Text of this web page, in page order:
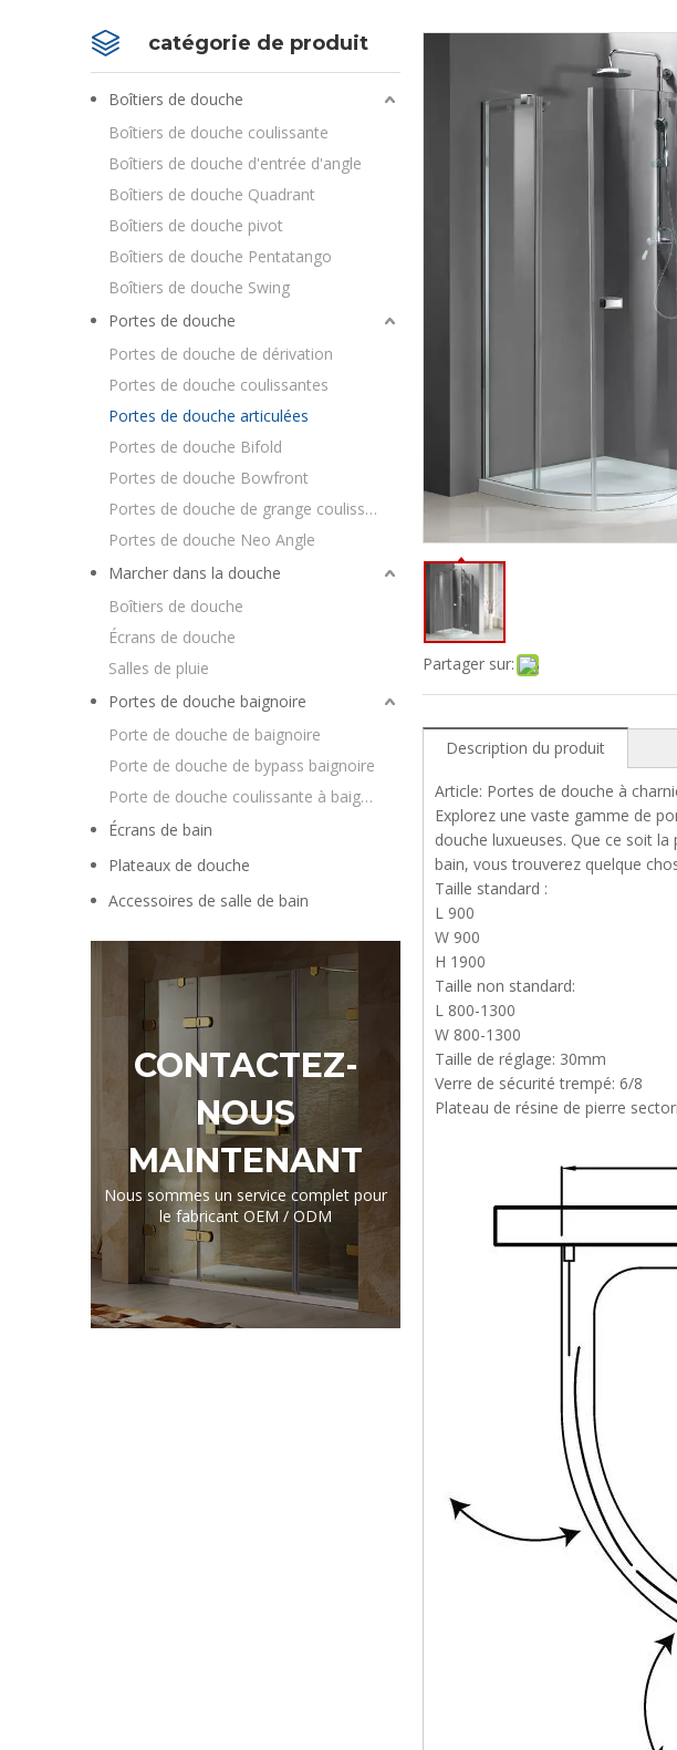
catégorie de produit
Boîtiers de douche
Boîtiers de douche coulissante
Boîtiers de douche d'entrée d'angle
Boîtiers de douche Quadrant
Boîtiers de douche pivot
Boîtiers de douche Pentatango
Boîtiers de douche Swing
Portes de douche
Portes de douche de dérivation
Portes de douche coulissantes
Portes de douche articulées
Portes de douche Bifold
Portes de douche Bowfront
Portes de douche de grange coulissantes
Portes de douche Neo Angle
Marcher dans la douche
Boîtiers de douche
Écrans de douche
Salles de pluie
Portes de douche baignoire
Porte de douche de baignoire
Porte de douche de bypass baignoire
Porte de douche coulissante à baignoire
Écrans de bain
Plateaux de douche
Accessoires de salle de bain
CONTACTEZ-
NOUS
MAINTENANT
Nous sommes un service complet pour
le fabricant OEM / ODM
Partager sur:
Description du produit
Article: Portes de douche à
Explorez une vaste gamme de
douche luxueuses. Que ce soit
bain, vous trouverez quelque
Taille standard :
L 900
W 900
H 1900
Taille non standard:
L 800-1300
W 800-1300
Taille de réglage: 30mm
Verre de sécurité trempé: 6/8
Plateau de résine de pierre